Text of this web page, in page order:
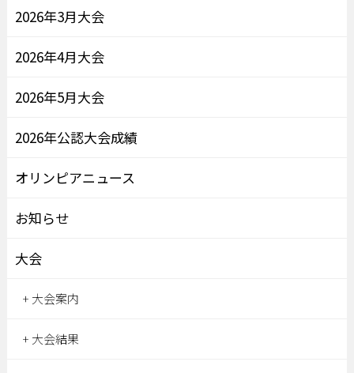
2026年3月大会
2026年4月大会
2026年5月大会
2026年公認大会成績
オリンピアニュース
お知らせ
大会
大会案内
大会結果